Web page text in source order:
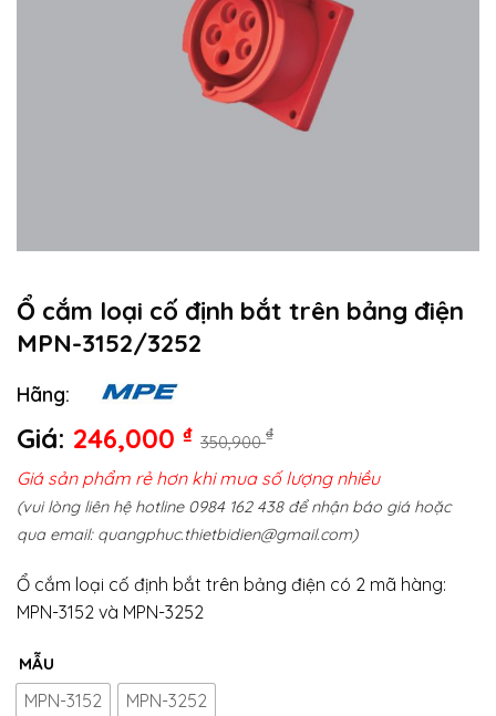
Ổ cắm loại cố định bắt trên bảng điện
MPN-3152/3252
Giá: 350,900₫
246,000 ₫
Hãng:
Giá sản phẩm rẻ hơn khi mua số lượng nhiều
(vui lòng liên hệ hotline 0984 162 438 để nhận báo giá hoặc
qua email: quangphuc.thietbidien@gmail.com)
Ổ cắm loại cố định bắt trên bảng điện có 2 mã hàng:
MPN-3152 và MPN-3252
MẪU
MPN-3152 MPN-3252